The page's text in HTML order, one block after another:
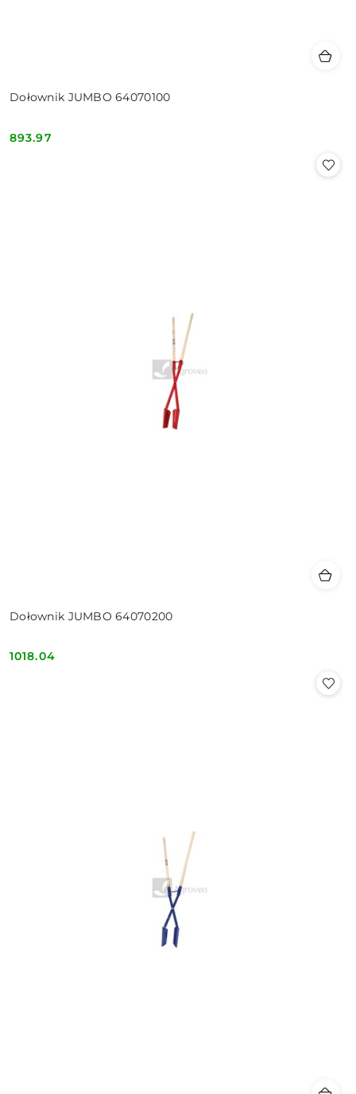
Dołownik JUMBO 64070100
Cena:
893.97
Dołownik JUMBO 64070200
Cena:
1018.04